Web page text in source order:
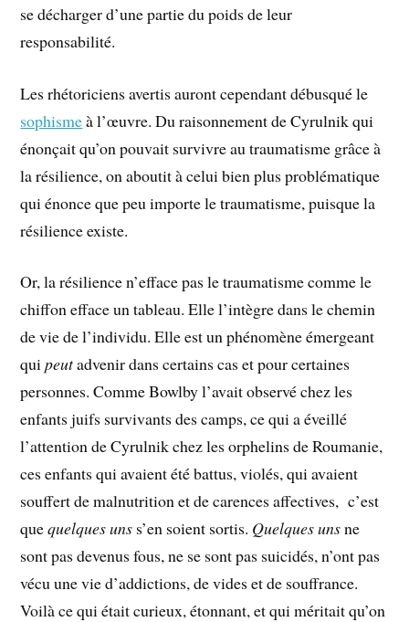
se décharger d’une partie du poids de leur
responsabilité.
Les rhétoriciens avertis auront cependant débusqué le
sophismeà l’œuvre. Du raisonnement de Cyrulnik qui
énonçait qu’on pouvait survivre au traumatisme grâce à
la résilience, on aboutit à celui bien plus problématique
qui énonce que peu importe le traumatisme, puisque la
résilience existe.
Or, la résilience n’efface pas le traumatisme comme le
chiffon efface un tableau. Elle l’intègre dans le chemin
de vie de l’individu. Elle est un phénomène émergeant
quipeutadvenir dans certains cas et pour certaines
personnes. Comme Bowlby l’avait observé chez les
enfants juifs survivants des camps, ce qui a éveillé
l’attention de Cyrulnik chez les orphelins de Roumanie,
ces enfants qui avaient été battus, violés, qui avaient
souffert de malnutrition et de carences affectives, c’est
quequelques uns s’en soient sortis. Quelques unsne
sont pas devenus fous, ne se sont pas suicidés, n’ont pas
vécu une vie d’addictions, de vides et de souffrance.
Voilà ce qui était curieux, étonnant, et qui méritait qu’on